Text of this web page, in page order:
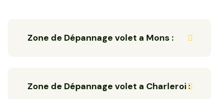
Zone de Dépannage volet a Mons :
Zone de Dépannage volet a Charleroi :